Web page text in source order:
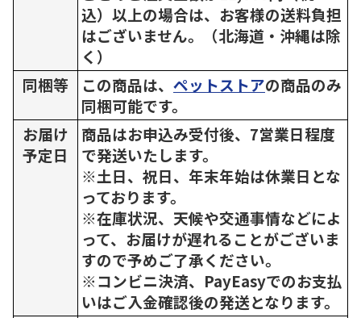
込）以上の場合は、お客様の送料負担
はございません。（北海道・沖縄は除
く）
同梱等
この商品は、 ペットストアの商品のみ
同梱可能です。
お届け
予定日
商品はお申込み受付後、7営業日程度
で発送いたします。
※土日、祝日、年末年始は休業日とな
っております。
※在庫状況、天候や交通事情などによ
って、お届けが遅れることがございま
すので予めご了承ください。
※コンビニ決済、PayEasyでのお支払
いはご入金確認後の発送となります。